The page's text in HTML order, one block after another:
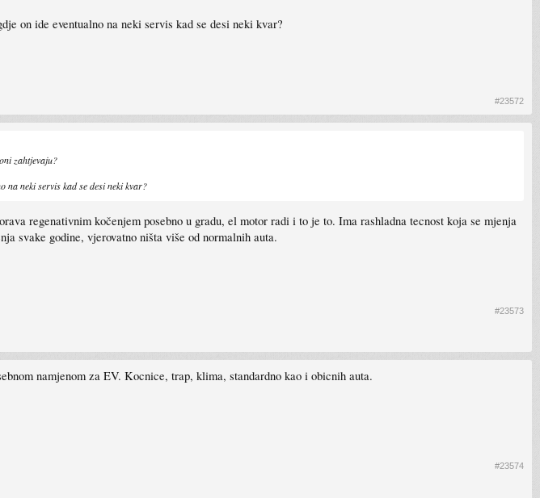
on ide eventualno na neki servis kad se desi neki kvar?
#23572
zahtjevaju?
na neki servis kad se desi neki kvar?
regenativnim kočenjem posebno u gradu, el motor radi i to je to. Ima rashladna tecnost koja se mjenja
svake godine, vjerovatno ništa više od normalnih auta.
#23573
namjenom za EV. Kocnice, trap, klima, standardno kao i obicnih auta.
#23574